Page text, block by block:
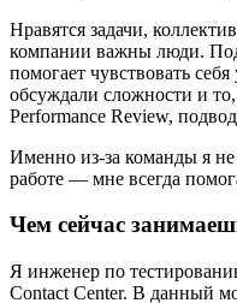
Нравятся задачи,
компании важны люди.
помогает чувствовать
обсуждали сложности и
Performance Review,
Именно из-за команды я
работе — мне всегда
Чем сейчас
Я инженер по
Contact Center. В данный